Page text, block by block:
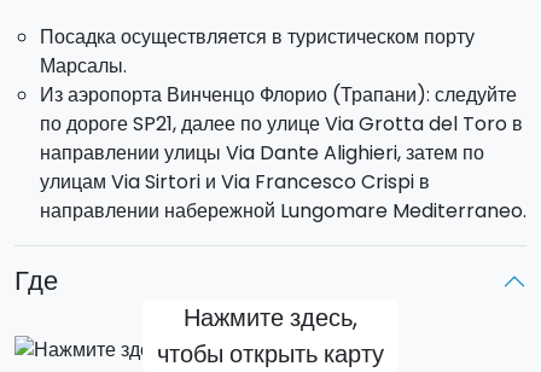
Посадка осуществляется в туристическом порту
Марсалы.
Из аэропорта Винченцо Флорио (Трапани): следуйте
по дороге SP21, далее по улице Via Grotta del Toro в
направлении улицы Via Dante Alighieri, затем по
улицам Via Sirtori и Via Francesco Crispi в
направлении набережной Lungomare Mediterraneo.
Где
Нажмите здесь,
чтобы открыть карту